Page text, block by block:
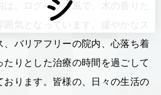
、ログハウス風で、木の香りた
気となっています。緩やかなス
、バリアフリーの院内、心落ち着
たりとした治療の時間を過ごして
おります。皆様の、日々の生活の